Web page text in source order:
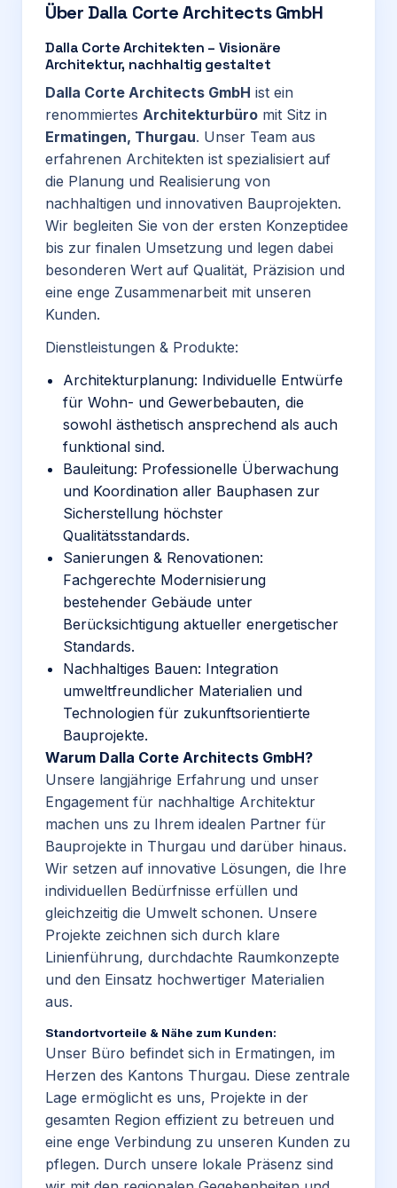
Über Dalla Corte Architects GmbH
Dalla Corte Architekten – Visionäre
Architektur, nachhaltig gestaltet
Dalla Corte Architects GmbH ist ein
renommiertes Architekturbüro mit Sitz in
Ermatingen, Thurgau. Unser Team aus
erfahrenen Architekten ist spezialisiert auf
die Planung und Realisierung von
nachhaltigen und innovativen Bauprojekten.
Wir begleiten Sie von der ersten Konzeptidee
bis zur finalen Umsetzung und legen dabei
besonderen Wert auf Qualität, Präzision und
eine enge Zusammenarbeit mit unseren
Kunden.
Dienstleistungen & Produkte:
Architekturplanung: Individuelle Entwürfe
für Wohn- und Gewerbebauten, die
sowohl ästhetisch ansprechend als auch
funktional sind.
Bauleitung: Professionelle Überwachung
und Koordination aller Bauphasen zur
Sicherstellung höchster
Qualitätsstandards.
Sanierungen & Renovationen:
Fachgerechte Modernisierung
bestehender Gebäude unter
Berücksichtigung aktueller energetischer
Standards.
Nachhaltiges Bauen: Integration
umweltfreundlicher Materialien und
Technologien für zukunftsorientierte
Bauprojekte.
Warum Dalla Corte Architects GmbH?
Unsere langjährige Erfahrung und unser
Engagement für nachhaltige Architektur
machen uns zu Ihrem idealen Partner für
Bauprojekte in Thurgau und darüber hinaus.
Wir setzen auf innovative Lösungen, die Ihre
individuellen Bedürfnisse erfüllen und
gleichzeitig die Umwelt schonen. Unsere
Projekte zeichnen sich durch klare
Linienführung, durchdachte Raumkonzepte
und den Einsatz hochwertiger Materialien
aus.
Standortvorteile & Nähe zum Kunden:
Unser Büro befindet sich in Ermatingen, im
Herzen des Kantons Thurgau. Diese zentrale
Lage ermöglicht es uns, Projekte in der
gesamten Region effizient zu betreuen und
eine enge Verbindung zu unseren Kunden zu
pflegen. Durch unsere lokale Präsenz sind